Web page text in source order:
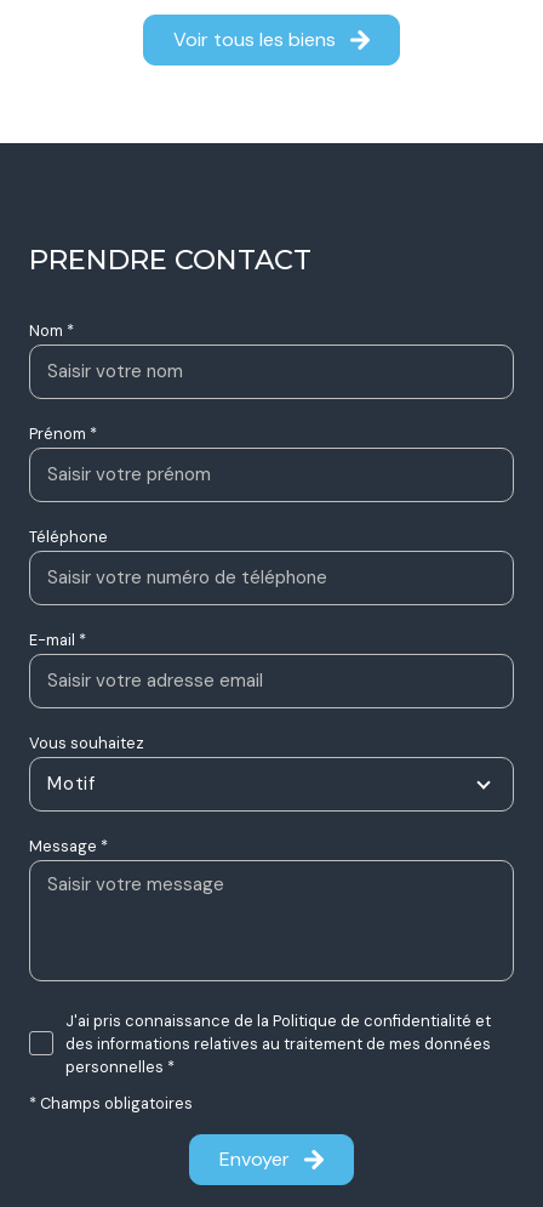
Voir tous les biens
PRENDRE CONTACT
Nom *
Prénom *
Téléphone
E-mail *
Vous souhaitez
Motif
Message *
J'ai pris connaissance de la Politique de confidentialité et
des informations relatives au traitement de mes données
personnelles *
* Champs obligatoires
Envoyer